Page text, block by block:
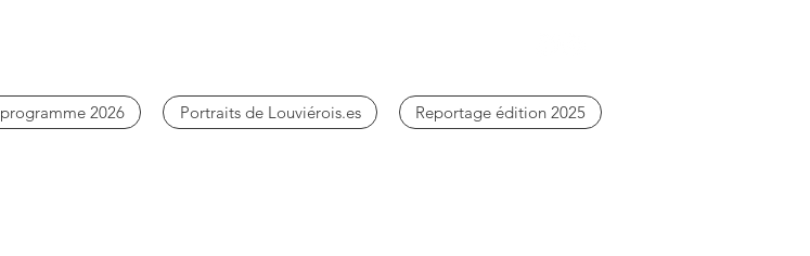
programme 2026 Portraits de Louviérois.es Reportage édition 2025